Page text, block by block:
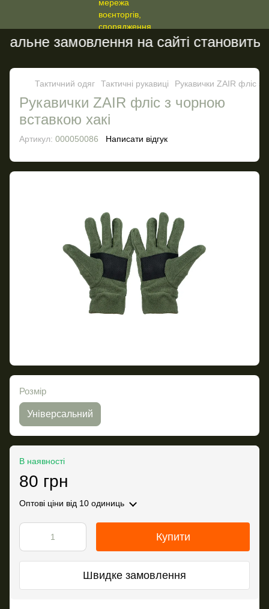
замовлення на сайті становить
Тактичний одяг Тактичні рукавиці Рукавички ZAIR фліс з
Рукавички ZAIR фліс з чорною
вставкою хакі
Артикул: 000050086 Написати відгук
Розмір
Універсальний
В наявності
80 грн
Оптові ціни від 10 одиниць
Купити
Швидке замовлення